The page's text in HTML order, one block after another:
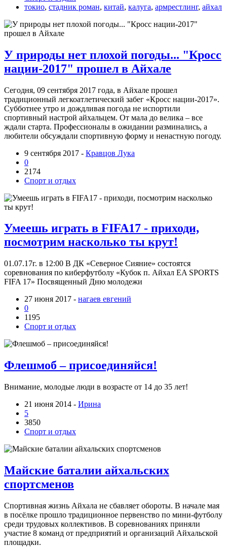
токио, стадник роман, китай, калуга, армрестлинг, айхал
​У природы нет плохой погоды... "Кросс
нации-2017" прошел в Айхале
Сегодня, 09 сентября 2017 года, в Айхале прошел
традиционный легкоатлетический забег «Кросс нации-2017».
Субботнее утро и дождливая погода не испортили
спортивный настрой айхальцем. От мала до велика – все
ждали старта. Профессионалы в ожидании разминались, а
любители обсуждали спортивную форму и ненастную погоду.
9 сентября 2017 - Кравцов Лука
0
2174
Спорт и отдых
Умеешь играть в FIFA17 - приходи,
посмотрим насколько ты крут!
01.07.17г. в 12:00 В ДК «Северное Сияние» состоятся
соревнования по киберфутболу «Кубок п. Айхал EA SPORTS
FIFA 17» Посвященный Дню молодежи
27 июня 2017 - нагаев евгений
0
1195
Спорт и отдых
Флешмоб – присоединяйся!
Внимание, молодые люди в возрасте от 14 до 35 лет!
21 июня 2014 - Ирина
5
3850
Спорт и отдых
Майские баталии айхальских
спортсменов
Спортивная жизнь Айхала не сбавляет обороты. В начале мая
в посёлке прошло традиционное первенство по мини-футболу
среди трудовых коллективов. В соревнованиях приняли
участие 8 команд от предприятий и организаций Айхальской
площадки.